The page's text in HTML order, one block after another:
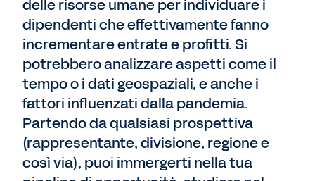
delle risorse umane per individuare i
dipendenti che effettivamente fanno
incrementare entrate e profitti. Si
potrebbero analizzare aspetti come il
tempo o i dati geospaziali, e anche i
fattori influenzati dalla pandemia.
Partendo da qualsiasi prospettiva
(rappresentante, divisione, regione e
così via), puoi immergerti nella tua